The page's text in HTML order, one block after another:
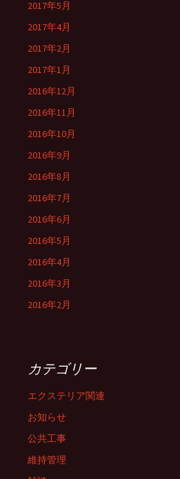
2017年5月
2017年4月
2017年2月
2017年1月
2016年12月
2016年11月
2016年10月
2016年9月
2016年8月
2016年7月
2016年6月
2016年5月
2016年4月
2016年3月
2016年2月
カテゴリー
エクステリア関連
お知らせ
公共工事
維持管理